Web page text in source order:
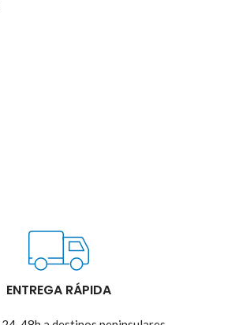
ENTREGA RÁPIDA